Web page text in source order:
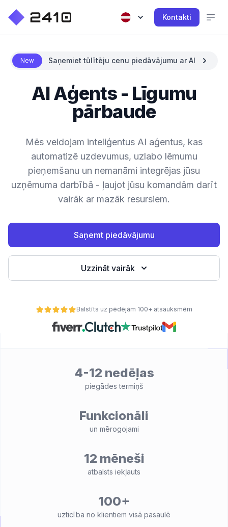
Kontakti
New Saņemiet tūlītēju cenu piedāvājumu ar AI
AI Aģents - Līgumu
pārbaude
Mēs veidojam inteliģentus AI aģentus, kas
automatizē uzdevumus, uzlabo lēmumu
pieņemšanu un nemanāmi integrējas jūsu
uzņēmuma darbībā - ļaujot jūsu komandām darīt
vairāk ar mazāk resursiem.
Saņemt piedāvājumu
Uzzināt vairāk
Balstīts uz pēdējām 100+ atsauksmēm
4-12 nedēļas
piegādes termiņš
Funkcionāli
un mērogojami
12 mēneši
atbalsts iekļauts
100+
uzticība no klientiem visā pasaulē